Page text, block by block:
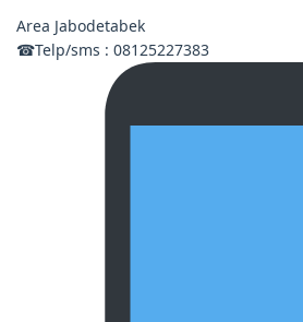
Area Jabodetabek
☎Telp/sms : 08125227383